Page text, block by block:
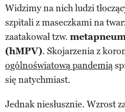
Widzimy na nich ludzi
szpitali z maseczkami na
zaatakował tzw.
(hMPV). Skojarzenia z
ogólnoświatową pandemią
się natychmiast.
Jednak niesłusznie. Wzrost